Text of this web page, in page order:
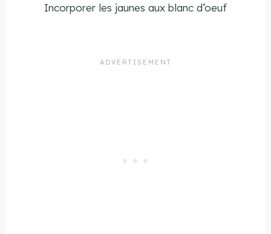
Incorporer les jaunes aux blanc d’oeuf